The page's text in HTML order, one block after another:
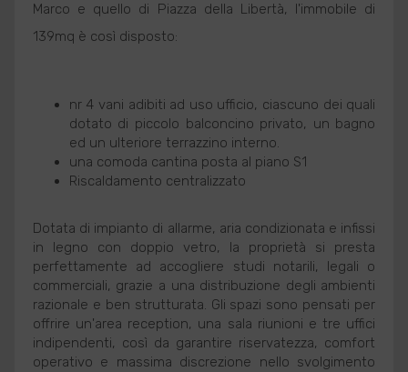
Marco e quello di Piazza della Libertà, l'immobile di
139mq è così disposto:
nr 4 vani adibiti ad uso ufficio, ciascuno dei quali
dotato di piccolo balconcino privato, un bagno
ed un ulteriore terrazzino interno.
una comoda cantina posta al piano S1
Riscaldamento centralizzato
Dotata di impianto di allarme, aria condizionata e infissi
in legno con doppio vetro, la proprietà si presta
perfettamente ad accogliere studi notarili, legali o
commerciali, grazie a una distribuzione degli ambienti
razionale e ben strutturata. Gli spazi sono pensati per
offrire un'area reception, una sala riunioni e tre uffici
indipendenti, così da garantire riservatezza, comfort
operativo e massima discrezione nello svolgimento